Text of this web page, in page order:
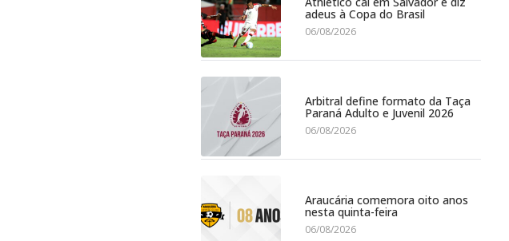
adeus à Copa do Brasil
06/08/2026
Arbitral define formato da Taça
Paraná Adulto e Juvenil 2026
06/08/2026
Araucária comemora oito anos
nesta quinta-feira
06/08/2026